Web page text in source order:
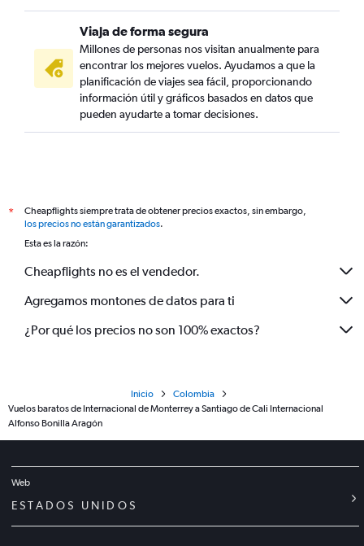
Viaja de forma segura
Millones de personas nos visitan anualmente para
encontrar los mejores vuelos. Ayudamos a que la
planificación de viajes sea fácil, proporcionando
información útil y gráficos basados en datos que
pueden ayudarte a tomar decisiones.
*
Cheapflights siempre trata de obtener precios exactos, sin embargo,
los precios no están garantizados.
Esta es la razón:
Cheapflights no es el vendedor.
Agregamos montones de datos para ti
¿Por qué los precios no son 100% exactos?
Inicio
Colombia
Vuelos baratos de Internacional de Monterrey a Santiago de Cali Internacional
Alfonso Bonilla Aragón
Web
ESTADOS UNIDOS